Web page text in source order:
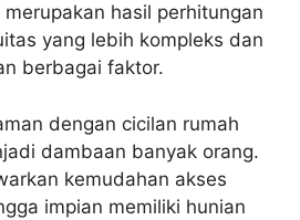
hasil perhitungan
yang lebih kompleks dan
berbagai faktor.
dengan cicilan rumah
dambaan banyak orang.
kemudahan akses
impian memiliki hunian